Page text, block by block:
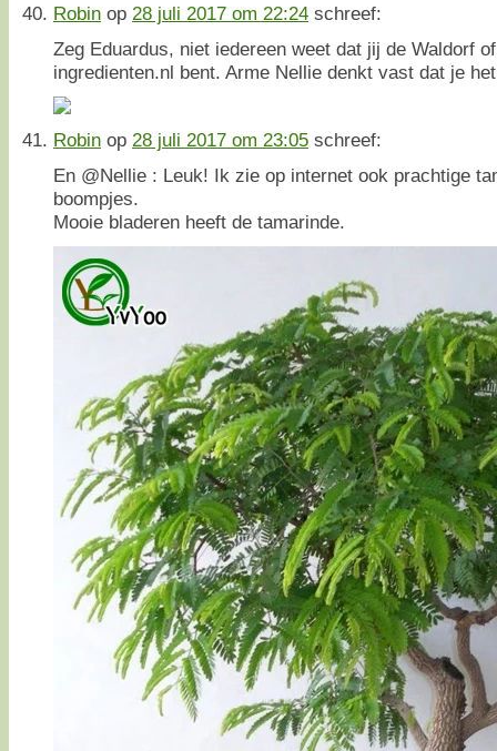
Robin op 28 juli 2017 om 22:24 schreef:
Zeg Eduardus, niet iedereen weet dat jij de Waldorf
ingredienten.nl bent. Arme Nellie denkt vast dat je
Robin op 28 juli 2017 om 23:05 schreef:
En @Nellie : Leuk! Ik zie op internet ook prachtige
boompjes.
Mooie bladeren heeft de tamarinde.